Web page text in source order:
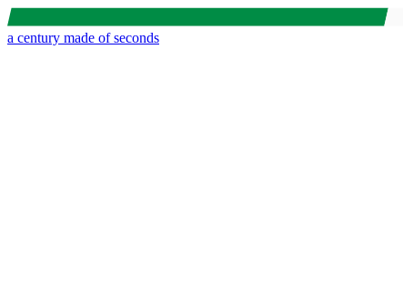
a century made of seconds